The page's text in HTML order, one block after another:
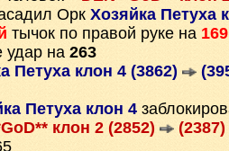
Орк Хозяйка Петуха
тычок по правой руке на 169
удар на 263
Петуха клон 4 (3862)
Петуха клон 4
клон 2 (2852) (2387)